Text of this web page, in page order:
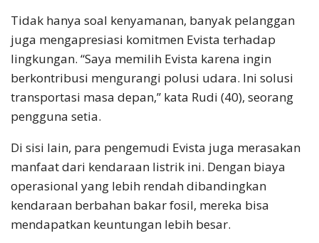
Tidak hanya soal kenyamanan, banyak pelanggan
juga mengapresiasi komitmen Evista terhadap
lingkungan. “Saya memilih Evista karena ingin
berkontribusi mengurangi polusi udara. Ini solusi
transportasi masa depan,” kata Rudi (40), seorang
pengguna setia.
Di sisi lain, para pengemudi Evista juga merasakan
manfaat dari kendaraan listrik ini. Dengan biaya
operasional yang lebih rendah dibandingkan
kendaraan berbahan bakar fosil, mereka bisa
mendapatkan keuntungan lebih besar.